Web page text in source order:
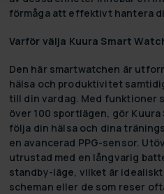
förmåga att effektivt hantera
Varför välja Kuura Smart
Den här smartwatchen är
hälsa och produktivitet
till din vardag. Med funktioner
över 100 sportlägen, gör
följa din hälsa och dina
en avancerad PPG-sensor.
utrustad med en långvarig
standby-läge, vilket är
scheman eller de som reser